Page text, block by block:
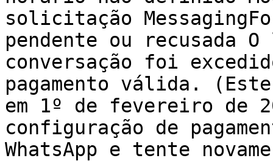
solicitação
pendente ou
conversação foi
pagamento válida.
em 1º de fevereiro de
configuração de
WhatsApp e tente